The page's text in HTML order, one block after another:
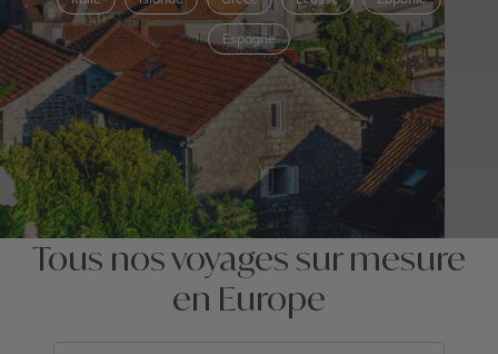
Espagne
Tous nos voyages sur mesure
en Europe